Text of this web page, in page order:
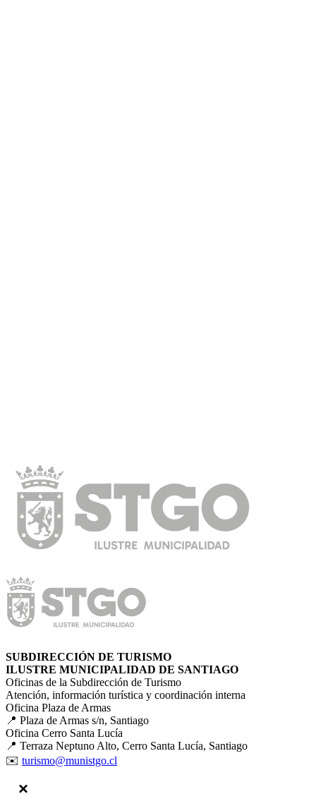
SUBDIRECCIÓN DE TURISMO
ILUSTRE MUNICIPALIDAD DE SANTIAGO
Oficinas de la Subdirección de Turismo
Atención, información turística y coordinación interna
Oficina Plaza de Armas
📍 Plaza de Armas s/n, Santiago
Oficina Cerro Santa Lucía
📍 Terraza Neptuno Alto, Cerro Santa Lucía, Santiago
✉️ turismo@munistgo.cl